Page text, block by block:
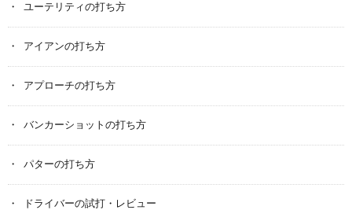
ユーテリティの打ち方
アイアンの打ち方
アプローチの打ち方
バンカーショットの打ち方
パターの打ち方
ドライバーの試打・レビュー